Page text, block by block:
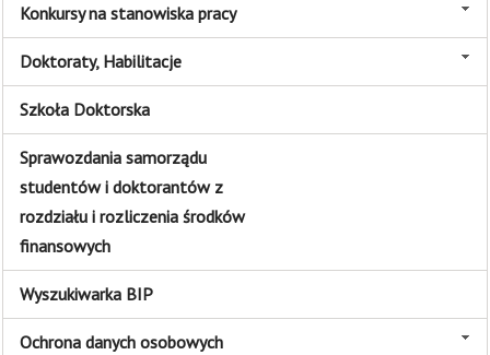
Konkursy na stanowiska pracy
Doktoraty, Habilitacje
Szkoła Doktorska
Sprawozdania samorządu
studentów i doktorantów z
rozdziału i rozliczenia środków
finansowych
Wyszukiwarka BIP
Ochrona danych osobowych